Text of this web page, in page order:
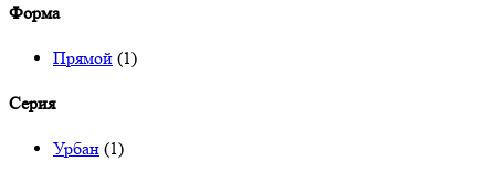
Форма
Прямой (1)
Серия
Урбан (1)